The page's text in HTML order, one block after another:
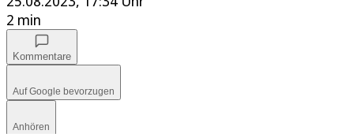
2 min
Kommentare
Auf Google bevorzugen
Anhören